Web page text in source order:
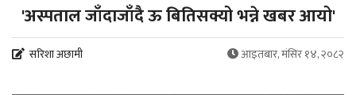
'अस्पताल जाँदाजाँदै ऊ बितिसक्यो भन्ने खबर आयो'
सरिशा अछामी आइतबार, मंसिर १४, २०८२